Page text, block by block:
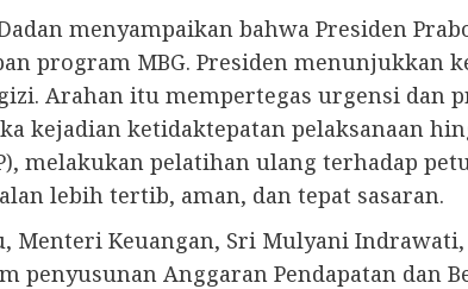
menyampaikan bahwa Presiden
program MBG. Presiden menunjukkan
Arahan itu mempertegas urgensi dan
kejadian ketidaktepatan pelaksanaan
melakukan pelatihan ulang terhadap
lebih tertib, aman, dan tepat sasaran.
Menteri Keuangan, Sri Mulyani
penyusunan Anggaran Pendapatan dan